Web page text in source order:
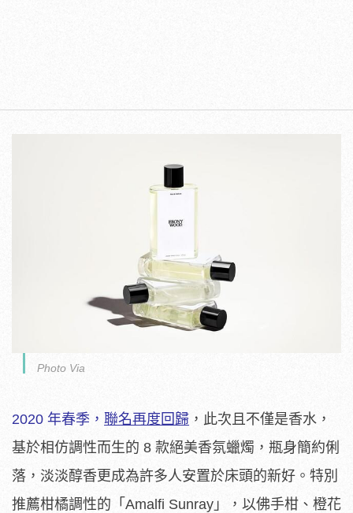
Photo Via
2020 年春季， 聯名再度回歸 ，此次且不僅是香水，
基於相仿調性而生的 8 款絕美香氛蠟燭，瓶身簡約俐
落，淡淡醇香更成為許多人安置於床頭的新好。特別
推薦柑橘調性的「Amalfi Sunray」，以佛手柑、橙花